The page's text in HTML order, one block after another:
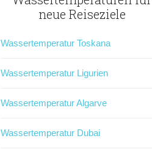
neue Reiseziele
Wassertemperatur Toskana
Wassertemperatur Ligurien
Wassertemperatur Algarve
Wassertemperatur Dubai